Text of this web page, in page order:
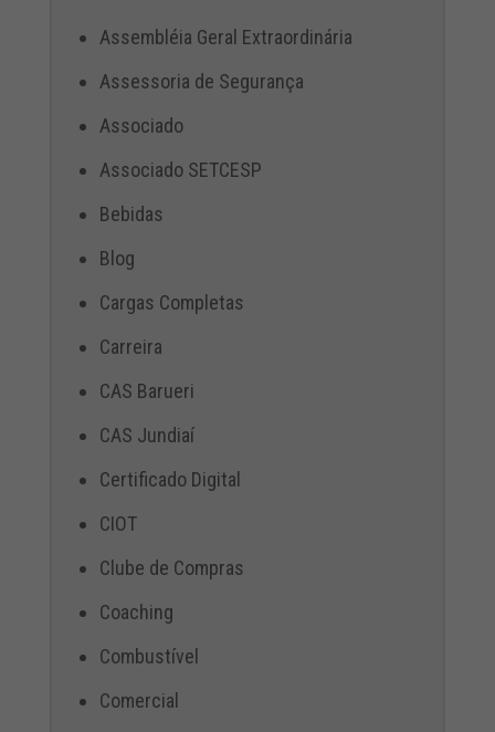
Assembléia Geral Extraordinária
Assessoria de Segurança
Associado
Associado SETCESP
Bebidas
Blog
Cargas Completas
Carreira
CAS Barueri
CAS Jundiaí
Certificado Digital
CIOT
Clube de Compras
Coaching
Combustível
Comercial